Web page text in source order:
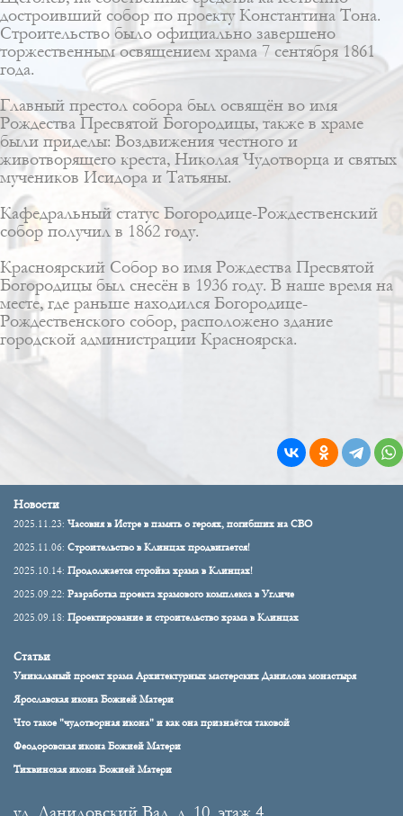
достроивший собор по проекту Константина Тона.
Строительство было официально завершено
торжественным освящением храма 7 сентября 1861
года.
Главный престол собора был освящён во имя
Рождества Пресвятой Богородицы, также в храме
были приделы: Воздвижения честного и
животворящего креста, Николая Чудотворца и святых
мучеников Исидора и Татьяны.
Кафедральный статус Богородице-Рождественский
собор получил в 1862 году.
Красноярский Собор во имя Рождества Пресвятой
Богородицы был снесён в 1936 году. В наше время на
месте, где раньше находился Богородице-
Рождественского собор, расположено здание
городской администрации Красноярска.
Новости
2025.11.23: Часовня в Истре в память о героях, погибших на СВО
2025.11.06: Строительство в Клинцах продвигается!
2025.10.14: Продолжается стройка храма в Клинцах!
2025.09.22: Разработка проекта храмового комплекса в Угличе
2025.09.18: Проектирование и строительство храма в Клинцах
Статьи
Уникальный проект храма Архитектурных мастерских Данилова монастыря
Ярославская икона Божией Матери
Что такое "чудотворная икона" и как она признаётся таковой
Феодоровская икона Божией Матери
Тихвинская икона Божией Матери